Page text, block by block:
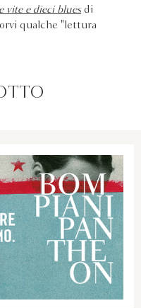
vite e dieci blues di
qualche "lettura